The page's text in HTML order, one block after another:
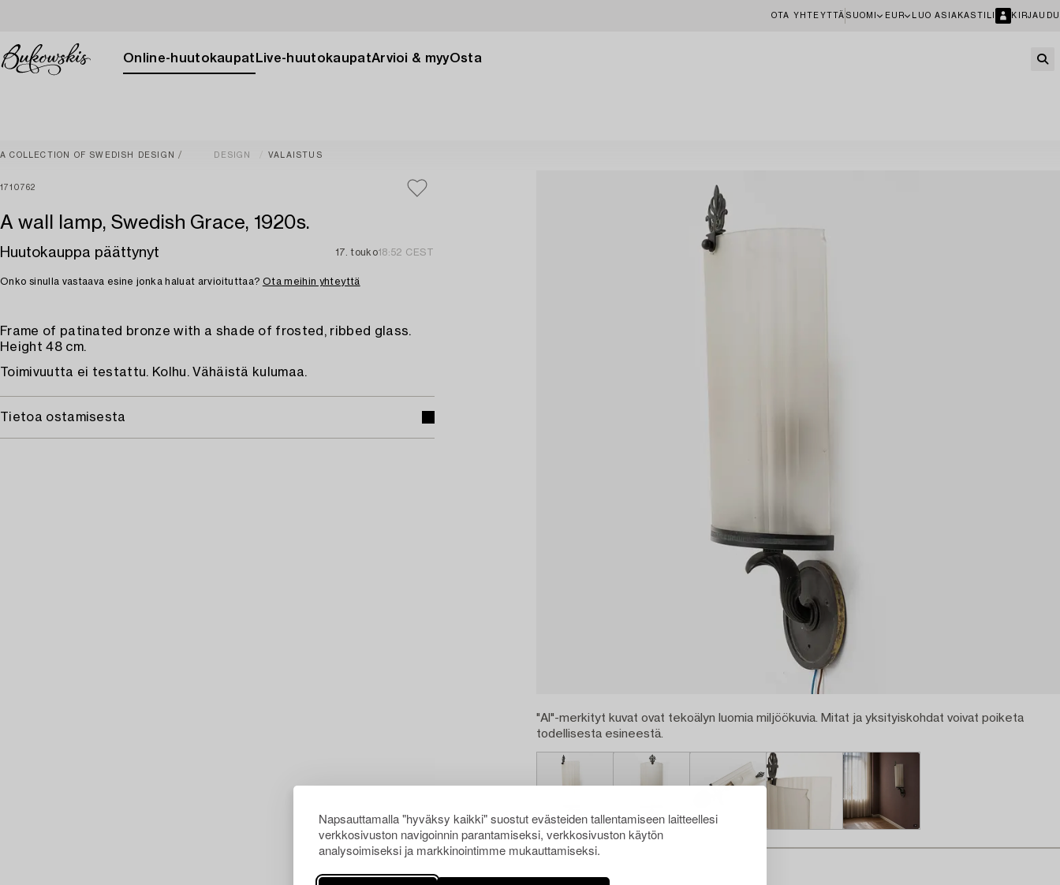
Napsauttamalla "hyväksy kaikki" suostut evästeiden tallentamiseen laitteellesi
verkkosivuston navigoinnin parantamiseksi, verkkosivuston käytön
analysoimiseksi ja markkinointimme mukauttamiseksi.
OTA YHTEYTTÄ SUOMI EUR LUO ASIAKASTILI KIRJAUDU
Online-huutokaupat Live-huutokaupatArvioi & myyOsta
A COLLECTION OF SWEDISH DESIGN DESIGN VALAISTUS
1710762
A wall lamp, Swedish Grace, 1920s.
Huutokauppa päättynyt 17. touko18:52 CEST
Onko sinulla vastaava esine jonka haluat arvioituttaa? Ota meihin yhteyttä
Frame of patinated bronze with a shade of frosted, ribbed glass.
Height 48 cm.
Toimivuutta ei testattu. Kolhu. Vähäistä kulumaa.
Tietoa ostamisesta
"AI"-merkityt kuvat ovat tekoälyn luomia miljöökuvia. Mitat ja yksityiskohdat voivat poiketa
todellisesta esineestä.